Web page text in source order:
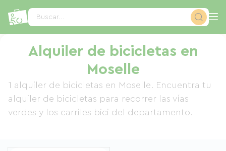
Buscar...
Alquiler de bicicletas en
Moselle
1 alquiler de bicicletas en Moselle. Encuentra tu
alquiler de bicicletas para recorrer las vías
verdes y los carriles bici del departamento.
Panel de gestión de cookies